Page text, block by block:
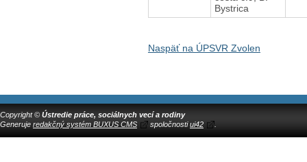
Bystrica
Naspäť na ÚPSVR Zvolen
Copyright © Ústredie práce, sociálnych vecí a rodiny
Generuje redakčný systém BUXUS CMS spoločnostiui42